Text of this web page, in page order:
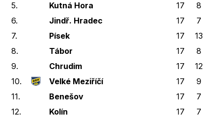
5.
Kutná Hora 17 8
6.
Jindř. Hradec 17 7
7.
Písek 17 13
8.
Tábor 17 8
9.
Chrudim 17 12
10.
Velké Meziříčí 17 9
11.
Benešov 17 7
12.
Kolín 17 7